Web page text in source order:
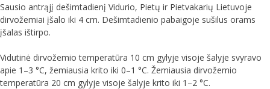
Sausio antrąjį dešimtadienį Vidurio, Pietų ir Pietvakarių Lietuvoje
dirvožemiai įšalo iki 4 cm. Dešimtadienio pabaigoje sušilus orams
įšalas ištirpo.
Vidutinė dirvožemio temperatūra 10 cm gylyje visoje šalyje svyravo
apie 1–3 °C, žemiausia krito iki 0–1 °C. Žemiausia dirvožemio
temperatūra 20 cm gylyje visoje šalyje krito iki 1–2 °C.